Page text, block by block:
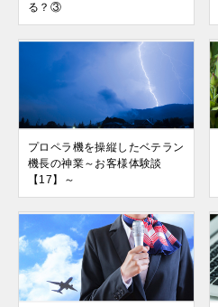
る？③
プロペラ機を操縦したベテラン
機長の神業～お客様体験談
【17】～